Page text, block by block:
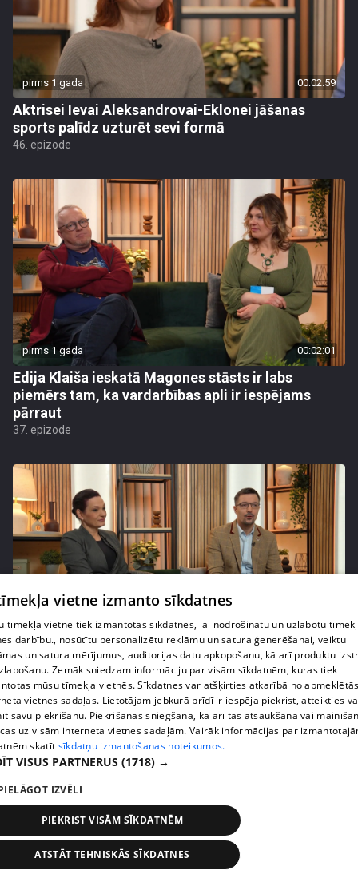
pirms 1 gada 00:02:59
Aktrisei Ievai Aleksandrovai-Eklonei jāšanas
sports palīdz uzturēt sevi formā
46. epizode
pirms 1 gada 00:02:01
Edija Klaiša ieskatā Magones stāsts ir labs
piemērs tam, ka vardarbības apli ir iespējams
pārraut
37. epizode
pirms 1 gada 00:02:21
Skola kā sabiedrības spogulis – Kalvāns aicina
vecākus uzticēties
26. epizode
vietne izmanto sīkdatnes
tīmekļa vietnē tiek izmantotas sīkdatnes, lai nodrošinātu un uzlabotu
darbību., nosūtītu personalizētu reklāmu un satura ģenerēšanai, veiktu
un satura mērījumus, auditorijas datu apkopošanu, kā arī produktu
Zemāk sniedzam informāciju par visām sīkdatnēm, kuras tiek
mūsu tīmekļa vietnēs. Sīkdatnes var atšķirties atkarībā no
vietnes sadaļas. Lietotājam jebkurā brīdī ir iespēja piekrist, atteikties
savu piekrišanu. Piekrišanas sniegšana, kā arī tās atsaukšana vai
uz visām interneta vietnes sadaļām. Vairāk informācijas par
skatīt sīkdatņu izmantošanas noteikumos.
VISUS PARTNERUS (1718) →
IZVĒLI
PIEKRIST VISĀM SĪKDATNĒM
ATSTĀT TEHNISKĀS SĪKDATNES